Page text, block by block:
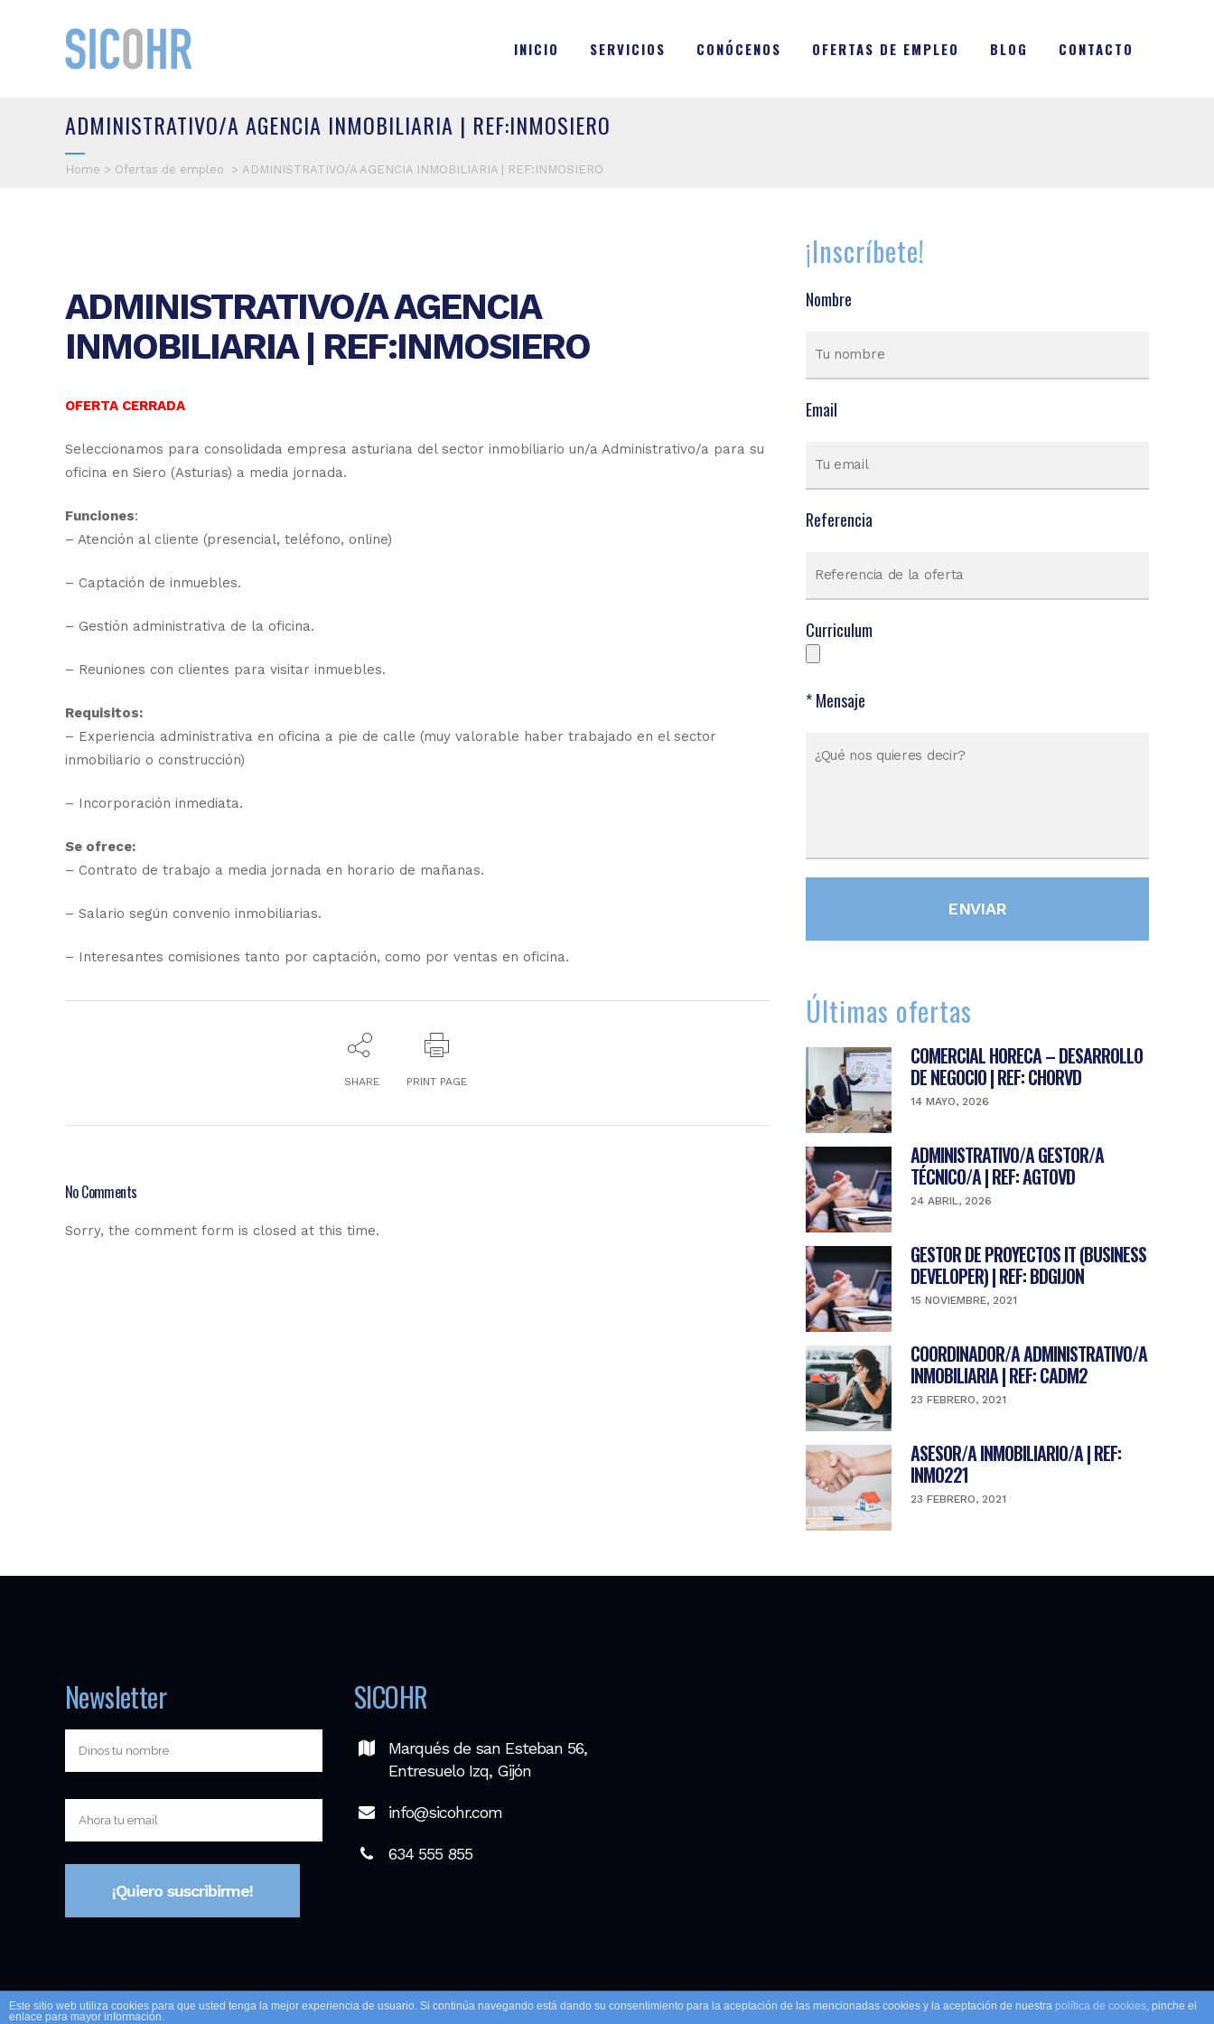
INICIO SERVICIOS CONÓCENOS OFERTAS DE EMPLEO BLOG CONTACTO
ADMINISTRATIVO/A AGENCIA INMOBILIARIA | REF:INMOSIERO
Home > Ofertas de empleo > ADMINISTRATIVO/A AGENCIA INMOBILIARIA | REF:INMOSIERO
ADMINISTRATIVO/A AGENCIA
INMOBILIARIA | REF:INMOSIERO
OFERTA CERRADA
Seleccionamos para consolidada empresa asturiana del sector inmobiliario un/a Administrativo/a para su
oficina en Siero (Asturias) a media jornada.
Funciones:
– Atención al cliente (presencial, teléfono, online)
– Captación de inmuebles.
– Gestión administrativa de la oficina.
– Reuniones con clientes para visitar inmuebles.
Requisitos:
– Experiencia administrativa en oficina a pie de calle (muy valorable haber trabajado en el sector
inmobiliario o construcción)
– Incorporación inmediata.
Se ofrece:
– Contrato de trabajo a media jornada en horario de mañanas.
– Salario según convenio inmobiliarias.
– Interesantes comisiones tanto por captación, como por ventas en oficina.
SHARE PRINT PAGE
No Comments
Sorry, the comment form is closed at this time.
¡Inscríbete!
Nombre
Email
Referencia
Curriculum
* Mensaje
Últimas ofertas
COMERCIAL HORECA – DESARROLLO
DE NEGOCIO | REF: CHORVD
14 MAYO, 2026
ADMINISTRATIVO/A GESTOR/A
TÉCNICO/A | REF: AGTOVD
24 ABRIL, 2026
GESTOR DE PROYECTOS IT (BUSINESS
DEVELOPER) | REF: BDGIJON
15 NOVIEMBRE, 2021
COORDINADOR/A ADMINISTRATIVO/A
INMOBILIARIA | REF: CADM2
23 FEBRERO, 2021
ASESOR/A INMOBILIARIO/A | REF:
INMO221
23 FEBRERO, 2021
Newsletter SICOHR
Marqués de san Esteban 56,
Entresuelo Izq, Gijón
info@sicohr.com
634 555 855
Este sitio web utiliza cookies para que usted tenga la mejor experiencia de usuario. Si continúa navegando está dando su consentimiento para la aceptación de las mencionadas cookies y la aceptación de nuestra política de cookies, pinche el
enlace para mayor información.